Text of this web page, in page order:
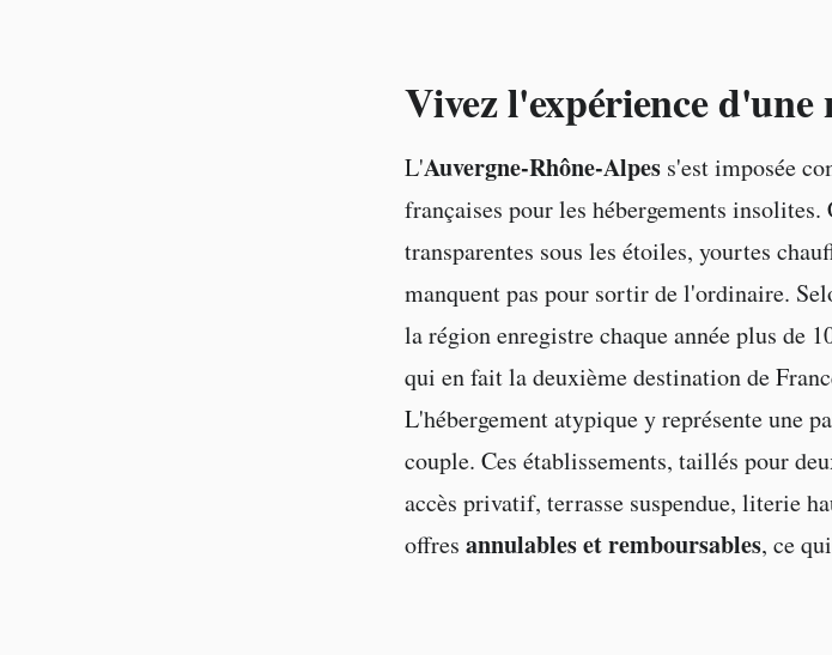
Vivez l'expérience
L'Auvergne-Rhône-Alpess'est imposée
françaises pour les hébergements insolites.
transparentes sous les étoiles, yourtes
manquent pas pour sortir de l'ordinaire.
la région enregistre chaque année plus de
qui en fait la deuxième destination de
L'hébergement atypique y représente une
couple. Ces établissements, taillés pour
accès privatif, terrasse suspendue, literie
offres annulables et remboursables, ce